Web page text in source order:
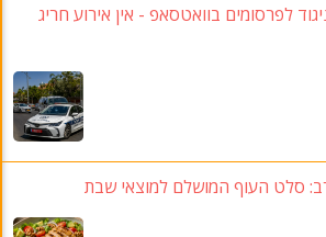
לפרסומים בוואטסאפ - אין אירוע חריג